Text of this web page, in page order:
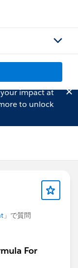
impact at
to unlock
」で質問
For